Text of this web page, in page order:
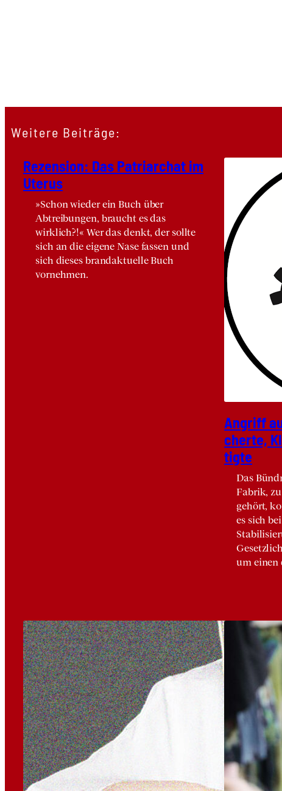
Weitere Beiträge:
Rezen­si­on: Das Patri­ar­chat im
Ute­rus
»Schon wieder ein Buch über
Abtreibungen, braucht es das
wirklich?!« Wer das denkt, der sollte
sich an die eigene Nase fassen und
sich dieses brandaktuelle Buch
vornehmen.
Angriff
cher­te,
tig­te
Das
Fabrik,
gehört,
es sich
um einen